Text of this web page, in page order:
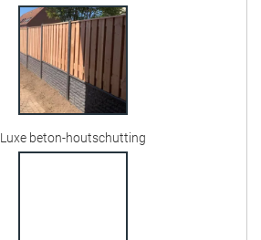
Luxe beton-houtschutting